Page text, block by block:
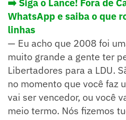
➡️ Siga o Lance! Fora de
WhatsApp e saiba o que
linhas
— Eu acho que 2008 foi
muito grande a gente ter
Libertadores para a LDU.
no momento que você faz
vai ser vencedor, ou você
meio termo. Nós fizemos